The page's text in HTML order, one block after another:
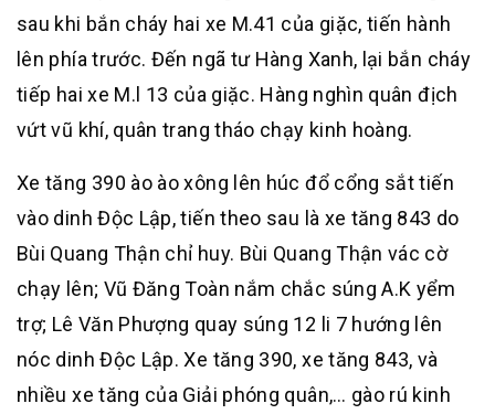
sau khi bắn cháy hai xe M.41 của giặc, tiến hành
lên phía trước. Đến ngã tư Hàng Xanh, lại bắn cháy
tiếp hai xe M.l 13 của giặc. Hàng nghìn quân địch
vứt vũ khí, quân trang tháo chạy kinh hoàng.
Xe tăng 390 ào ào xông lên húc đổ cổng sắt tiến
vào dinh Độc Lập, tiến theo sau là xe tăng 843 do
Bùi Quang Thận chỉ huy. Bùi Quang Thận vác cờ
chạy lên; Vũ Đăng Toàn nắm chắc súng A.K yểm
trợ; Lê Văn Phượng quay súng 12 li 7 hướng lên
nóc dinh Độc Lập. Xe tăng 390, xe tăng 843, và
nhiều xe tăng của Giải phóng quân,… gào rú kinh